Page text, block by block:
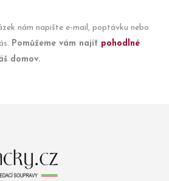
nám napište e-mail, poptávku nebo
Pomůžeme vám najít pohodlné
domov.